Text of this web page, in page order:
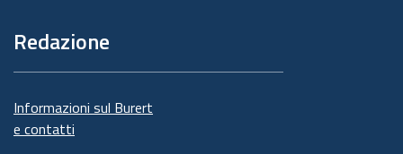
Redazione
Informazioni sul Burert
e contatti